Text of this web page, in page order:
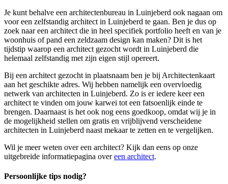
Je kunt behalve een architectenbureau in Luinjeberd ook nagaan om
voor een zelfstandig architect in Luinjeberd te gaan. Ben je dus op
zoek naar een architect die in heel specifiek portfolio heeft en van je
woonhuis of pand een zeldzaam design kan maken? Dit is het
tijdstip waarop een architect gezocht wordt in Luinjeberd die
helemaal zelfstandig met zijn eigen stijl opereert.
Bij een architect gezocht in plaatsnaam ben je bij Architectenkaart
aan het geschikte adres. Wij hebben namelijk een overvloedig
netwerk van architecten in Luinjeberd. Zo is er iedere keer een
architect te vinden om jouw karwei tot een fatsoenlijk einde te
brengen. Daarnaast is het ook nog eens goedkoop, omdat wij je in
de mogelijkheid stellen om gratis en vrijblijvend verscheidene
architecten in Luinjeberd naast mekaar te zetten en te vergelijken.
Wil je meer weten over een architect? Kijk dan eens op onze
uitgebreide informatiepagina overeen architect.
Persoonlijke tips nodig?